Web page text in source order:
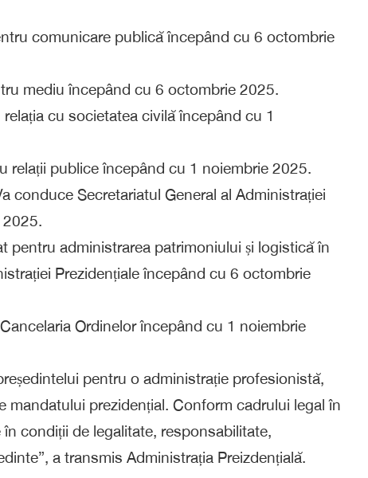
comunicare publică începând cu 6 octombrie
mediu începând cu 6 octombrie 2025.
cu societatea civilă începând cu 1
relații publice începând cu 1 noiembrie 2025.
conduce Secretariatul General al Administrației
2025.
pentru administrarea patrimoniului și logistică în
Prezidențiale începând cu 6 octombrie
Ordinelor începând cu 1 noiembrie
pentru o administrație profesionistă,
mandatului prezidențial. Conform cadrului legal în
condiții de legalitate, responsabilitate,
a transmis Administrația Preizdențială.